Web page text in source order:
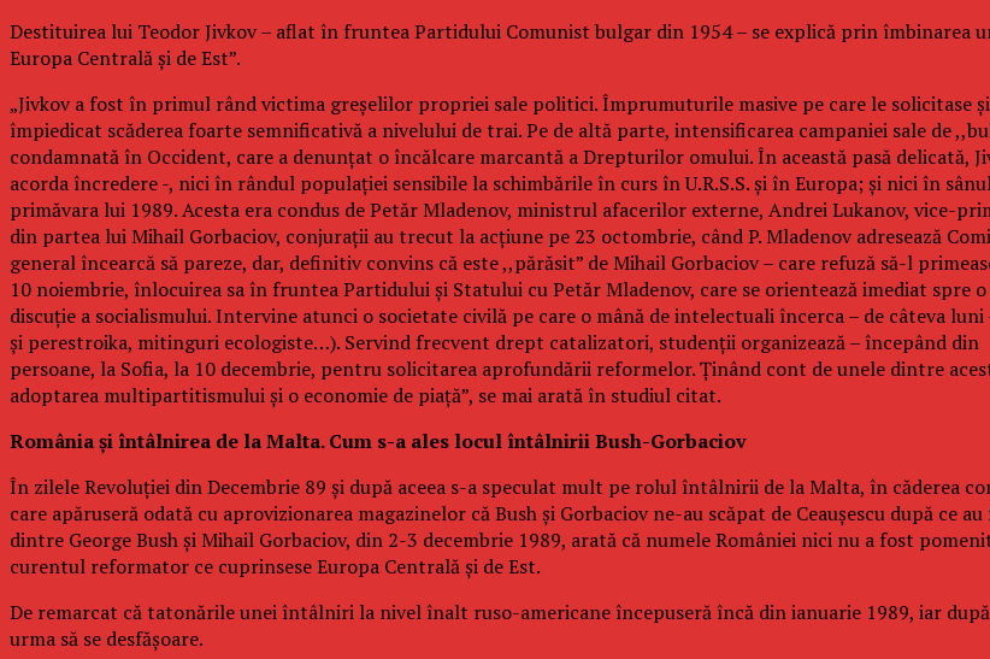
Destituirea lui Teodor Jivkov – aflat în fruntea Partidului Comunist bulgar din 1954 – se explică prin
Europa Centrală şi de Est”.
„Jivkov a fost în primul rând victima greşelilor propriei sale politici. Împrumuturile masive pe care le solicitase
împiedicat scăderea foarte semnificativă a nivelului de trai. Pe de altă parte, intensificarea campaniei sale de
condamnată în Occident, care a denunţat o încălcare marcantă a Drepturilor omului. În această pasă delicată,
acorda încredere -, nici în rândul populaţiei sensibile la schimbările în curs în U.R.S.S. şi în Europa; şi nici în
primăvara lui 1989. Acesta era condus de Petăr Mladenov, ministrul afacerilor externe, Andrei Lukanov, vice-
din partea lui Mihail Gorbaciov, conjuraţii au trecut la acţiune pe 23 octombrie, când P. Mladenov adresează
general încearcă să pareze, dar, definitiv convins că este ,,părăsit” de Mihail Gorbaciov – care refuză să-l
10 noiembrie, înlocuirea sa în fruntea Partidului şi Statului cu Petăr Mladenov, care se orientează imediat
discuţie a socialismului. Intervine atunci o societate civilă pe care o mână de intelectuali încerca – de câteva
şi perestroika, mitinguri ecologiste…). Servind frecvent drept catalizatori, studenţii organizează – începând
persoane, la Sofia, la 10 decembrie, pentru solicitarea aprofundării reformelor. Ţinând cont de unele dintre
adoptarea multipartitismului şi o economie de piaţă”, se mai arată în studiul citat.
România şi întâlnirea de la Malta. Cum s-a ales locul întâlnirii Bush-Gorbaciov
În zilele Revoluţiei din Decembrie 89 şi după aceea s-a speculat mult pe rolul întâlnirii de la Malta, în căderea
care apăruseră odată cu aprovizionarea magazinelor că Bush şi Gorbaciov ne-au scăpat de Ceauşescu după
dintre George Bush şi Mihail Gorbaciov, din 2-3 decembrie 1989, arată că numele României nici nu a fost
curentul reformator ce cuprinsese Europa Centrală şi de Est.
De remarcat că tatonările unei întâlniri la nivel înalt ruso-americane începuseră încă din ianuarie 1989, iar
urma să se desfăşoare.